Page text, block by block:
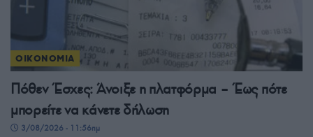
ΟΙΚΟΝΟΜΙΑ
Πόθεν Έσχες: Άνοιξε η πλατφόρμα – Έως πότε
μπορείτε να κάνετε δήλωση
3/08/2026 - 11:56πμ